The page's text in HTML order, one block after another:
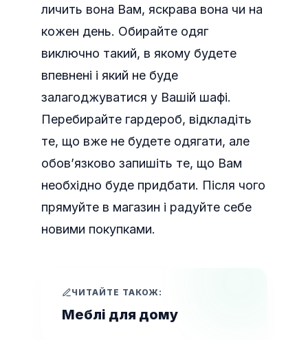
личить вона Вам, яскрава вона чи на
кожен день. Обирайте одяг
виключно такий, в якому будете
впевнені і який не буде
залагоджуватися у Вашій шафі.
Перебирайте гардероб, відкладіть
те, що вже не будете одягати, але
обов’язково запишіть те, що Вам
необхідно буде придбати. Після чого
прямуйте в магазин і радуйте себе
новими покупками.
ЧИТАЙТЕ ТАКОЖ:
Меблі для дому